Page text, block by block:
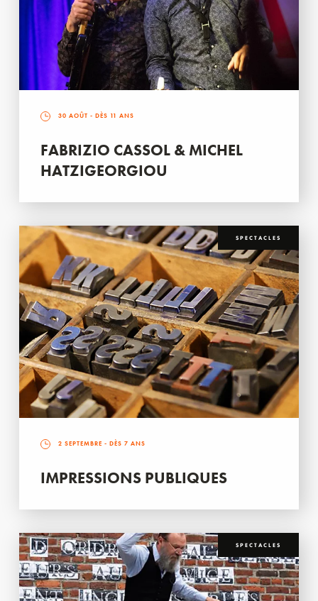
30 AOÛT - DÈS 11 ANS
FABRIZIO CASSOL & MICHEL
HATZIGEORGIOU
SPECTACLES
2 SEPTEMBRE - DÈS 7 ANS
IMPRESSIONS PUBLIQUES
SPECTACLES